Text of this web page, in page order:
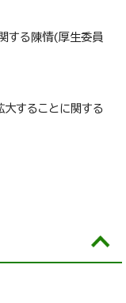
する陳情(厚生委員
することに関する